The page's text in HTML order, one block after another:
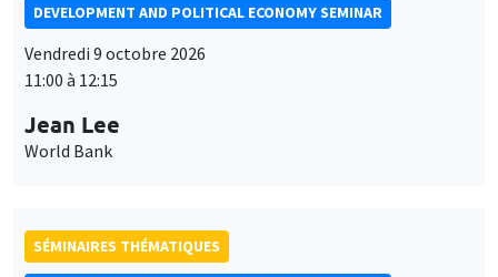
DEVELOPMENT AND POLITICAL ECONOMY SEMINAR
Vendredi 9 octobre 2026
11:00 à 12:15
Jean Lee
World Bank
SÉMINAIRES THÉMATIQUES